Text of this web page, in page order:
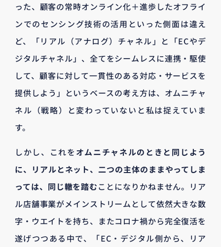
った、顧客の常時オンライン化＋進歩したオフライ
ンでのセンシング技術の活用といった側面は違え
ど、「リアル（アナログ）チャネル」と「ECやデ
ジタルチャネル」、全てをシームレスに連携・駆使
して、顧客に対して一貫性のある対応・サービスを
提供しよう」というベースの考え方は、オムニチャ
ネル（戦略）と変わっていないと私は捉えていま
す。
しかし、これを オムニチャネルのときと同じよう
に、リアルとネット、二つの主体のままやってしま
っては、同じ轍を踏むことになりかねません。リア
ル店舗事業がメインストリームとして依然大きな数
字・ウエイトを持ち、またコロナ禍から完全復活を
遂げつつある中で、「EC・デジタル側から、リア